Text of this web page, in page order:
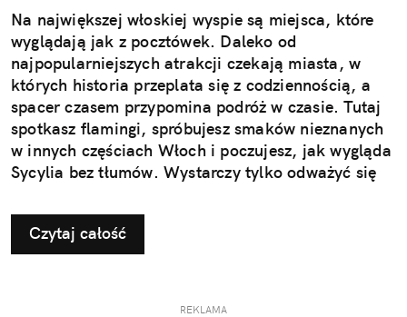
Na największej włoskiej wyspie są miejsca, które
wyglądają jak z pocztówek. Daleko od
najpopularniejszych atrakcji czekają miasta, w
których historia przeplata się z codziennością, a
spacer czasem przypomina podróż w czasie. Tutaj
spotkasz flamingi, spróbujesz smaków nieznanych
w innych częściach Włoch i poczujesz, jak wygląda
Sycylia bez tłumów. Wystarczy tylko odważyć się
Czytaj całość
REKLAMA